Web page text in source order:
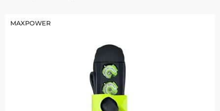
MAXPOWER